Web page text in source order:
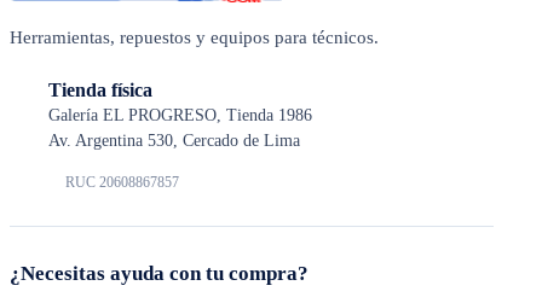
Herramientas, repuestos y equipos para técnicos.
Tienda física
Galería EL PROGRESO, Tienda 1986
Av. Argentina 530, Cercado de Lima
RUC 20608867857
¿Necesitas ayuda con tu compra?